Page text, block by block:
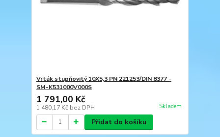
Vrták stupňovitý 10X5,3 PN 221253/DIN 8377 -
SM-K531000V000S
1 791,00 Kč
1 480,17 Kč bez DPH Skladem
Přidat do košíku